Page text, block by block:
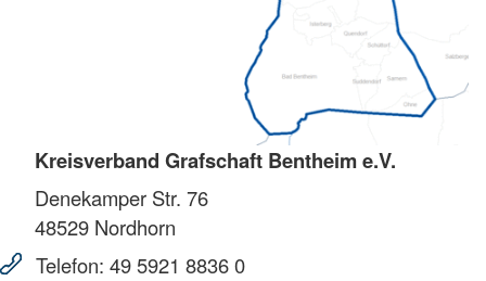
Kreisverband Grafschaft Bentheim e.V.
Denekamper Str. 76
48529 Nordhorn
Telefon: 49 5921 8836 0